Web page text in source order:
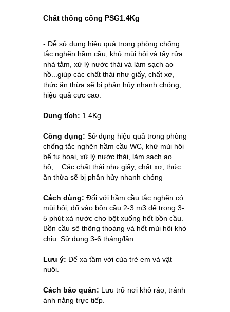
Chất thông cống PSG1.4Kg
- Dễ sử dụng hiệu quả trong phòng chống
tắc nghẽn hầm cầu, khử mùi hôi và tẩy rửa
nhà tắm, xử lý nước thải và làm sạch ao
hồ...giúp các chất thải như giấy, chất xơ,
thức ăn thừa sẽ bị phân hủy nhanh chóng,
hiệu quả cực cao.
Dung tích: 1.4Kg
Công dụng: Sử dụng hiệu quả trong phòng
chống tắc nghẽn hầm cầu WC, khử mùi hôi
bể tự hoại, xử lý nước thải, làm sạch ao
hồ,... Các chất thải như giấy, chất xơ, thức
ăn thừa sẽ bị phân hủy nhanh chóng
Cách dùng: Đối với hầm cầu tắc nghẽn có
mùi hôi, đổ vào bồn cầu 2-3 m3 để trong 3-
5 phút xả nước cho bột xuống hết bồn cầu.
Bồn cầu sẽ thông thoáng và hết mùi hôi khó
chịu. Sử dụng 3-6 tháng/lần.
Lưu ý: Để xa tầm với của trẻ em và vật
nuôi.
Cách bảo quản: Lưu trữ nơi khô ráo, tránh
ánh nắng trực tiếp.